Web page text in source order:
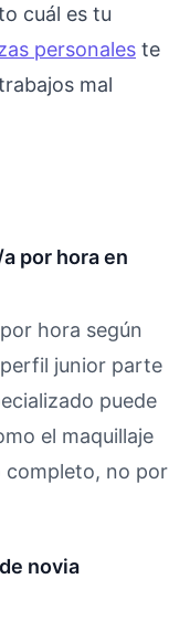
cuál es tu
personales te
mal
por hora en
hora según
junior parte
puede
el maquillaje
completo, no por
novia